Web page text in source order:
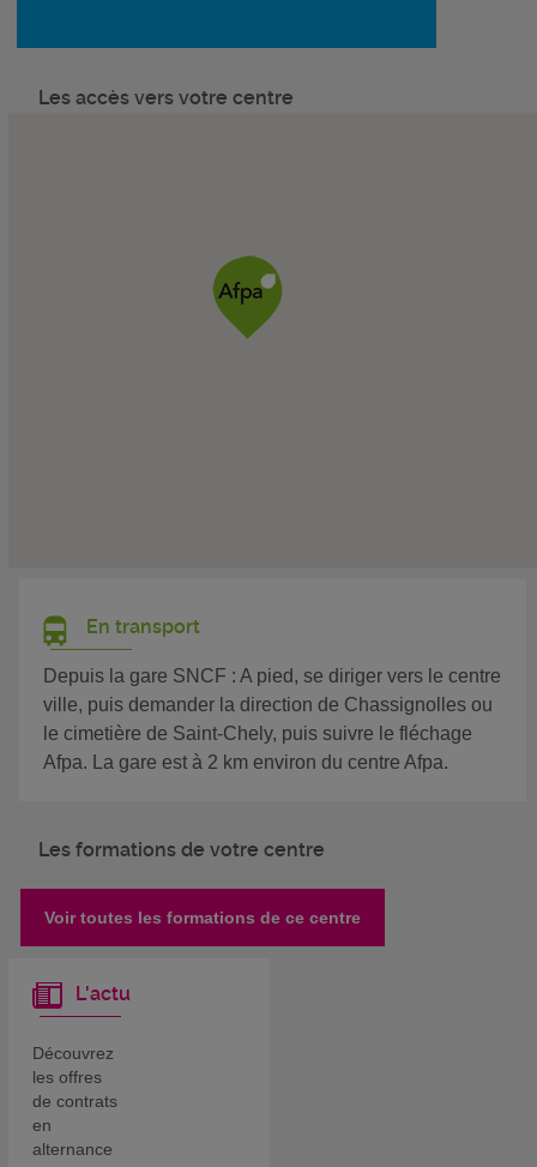
Les accès vers votre centre
En transport
Depuis la gare SNCF : A pied, se diriger vers le centre
ville, puis demander la direction de Chassignolles ou
le cimetière de Saint-Chely, puis suivre le fléchage
Afpa. La gare est à 2 km environ du centre Afpa.
Les formations de votre centre
Voir toutes les formations de ce centre
L'actu
Découvrez
les offres
de contrats
en
alternance